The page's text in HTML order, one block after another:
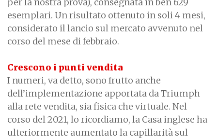
esemplari. Un risultato ottenuto in soli 4 mesi,
considerato il lancio sul mercato avvenuto nel
corso del mese di febbraio.
Crescono i punti vendita
I numeri, va detto, sono frutto anche
dell’implementazione apportata da Triumph
alla rete vendita, sia fisica che virtuale. Nel
corso del 2021, lo ricordiamo, la Casa inglese ha
ulteriormente aumentato la capillarità sul